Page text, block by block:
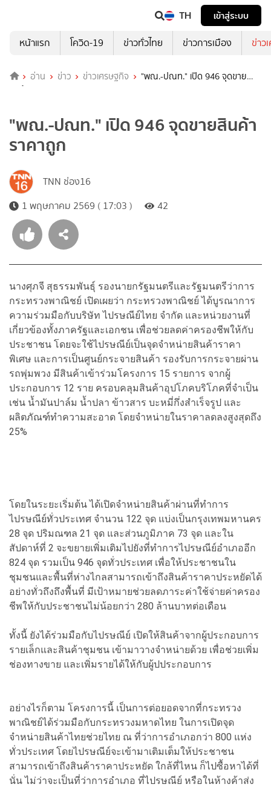
TH
เข้าสู่ระบบ
หน้าแรก
โควิด-19 ข่าวทั่วไทย ข่าวการเมือง ข่าว
อ่าน ข่าว ข่าวเศรษฐกิจ
"พณ.-ปณท." เปิด 946 จุดขาย
สินค้าราคาถูก
"พณ.-ปณท." เปิด 946 จุดขายสินค้า
ราคาถูก
TNN ช่อง16
1 พฤษภาคม 2569 ( 17:03 )
42
นางศุภจี สุธรรมพันธุ์ รองนายกรัฐมนตรีและรัฐมนตรีว่าการ
กระทรวงพาณิชย์ เปิดเผยว่า กระทรวงพาณิชย์ ได้บูรณาการ
ความร่วมมือกับบริษัท ไปรษณีย์ไทย จำกัด และหน่วยงานที่
เกี่ยวข้องทั้งภาครัฐและเอกชน เพื่อช่วยลดค่าครองชีพให้กับ
ประชาชน โดยจะใช้ไปรษณีย์เป็นจุดจำหน่ายสินค้าราคา
พิเศษ และการเป็นศูนย์กระจายสินค้า รองรับการกระจายผ่าน
รถพุ่มพวง มีสินค้าเข้าร่วมโครงการ 15 รายการ จากผู้
ประกอบการ 12 ราย ครอบคลุมสินค้าอุปโภคบริโภคที่จำเป็น
เช่น น้ำมันปาล์ม น้ำปลา ข้าวสาร บะหมี่กึ่งสำเร็จรูป และ
ผลิตภัณฑ์ทำความสะอาด โดยจำหน่ายในราคาลดลงสูงสุดถึง
25%
โดยในระยะเริ่มต้น ได้เปิดจำหน่ายสินค้าผ่านที่ทำการ
ไปรษณีย์ทั่วประเทศ จำนวน 122 จุด แบ่งเป็นกรุงเทพมหานคร
28 จุด ปริมณฑล 21 จุด และส่วนภูมิภาค 73 จุด และใน
สัปดาห์ที่ 2 จะขยายเพิ่มเติมไปยังที่ทำการไปรษณีย์อำเภออีก
824 จุด รวมเป็น 946 จุดทั่วประเทศ เพื่อให้ประชาชนใน
ชุมชนและพื้นที่ห่างไกลสามารถเข้าถึงสินค้าราคาประหยัดได้
อย่างทั่วถึงถึงพื้นที่ มีเป้าหมายช่วยลดภาระค่าใช้จ่ายค่าครอง
ชีพให้กับประชาชนไม่น้อยกว่า 280 ล้านบาทต่อเดือน
ทั้งนี้ ยังได้ร่วมมือกับไปรษณีย์ เปิดให้สินค้าจากผู้ประกอบการ
รายเล็กและสินค้าชุมชน เข้ามาวางจำหน่ายด้วย เพื่อช่วยเพิ่ม
ช่องทางขาย และเพิ่มรายได้ให้กับผู้ปประกอบการ
อย่างไรก็ตาม โครงการนี้ เป็นการต่อยอดจากที่กระทรวง
พาณิชย์ได้ร่วมมือกับกระทรวงมหาดไทย ในการเปิดจุด
จำหน่ายสินค้าไทยช่วยไทย ณ ที่ว่าการอำเภอกว่า 800 แห่ง
ทั่วประเทศ โดยไปรษณีย์จะเข้ามาเติมเต็มให้ประชาชน
สามารถเข้าถึงสินค้าราคาประหยัด ใกล้ที่ไหน ก็ไปซื้อหาได้ที่
นั่น ไม่ว่าจะเป็นที่ว่าการอำเภอ ที่ไปรษณีย์ หรือในห้างค้าส่ง